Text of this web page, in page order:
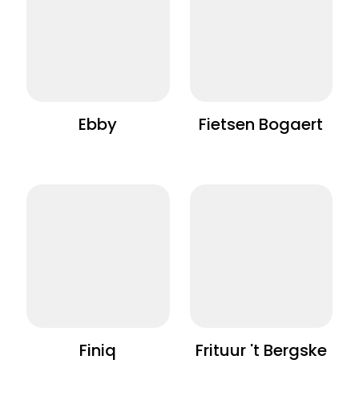
Ebby Fietsen Bogaert
Finiq Frituur 't Bergske